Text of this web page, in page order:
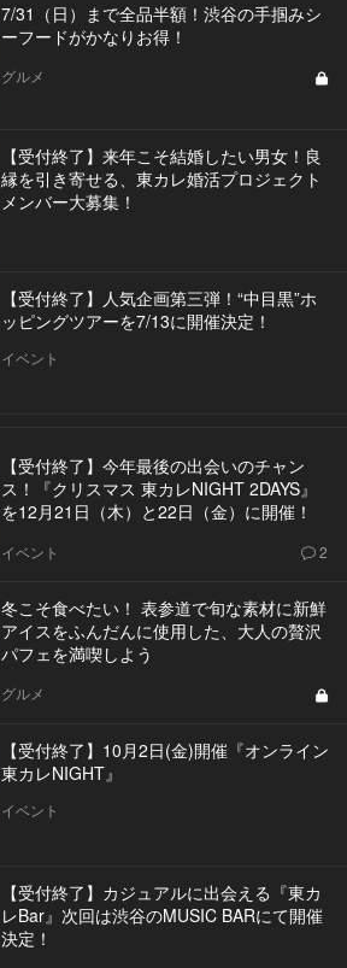
7/31（日）まで全品半額！渋谷の手掴みシ
ーフードがかなりお得！
グルメ
【受付終了】来年こそ結婚したい男女！良
縁を引き寄せる、東カレ婚活プロジェクト
メンバー大募集！
【受付終了】人気企画第三弾！“中目黒”ホ
ッピングツアーを7/13に開催決定！
イベント
【受付終了】今年最後の出会いのチャン
ス！『クリスマス 東カレNIGHT 2DAYS』
を12月21日（木）と22日（金）に開催！
イベント 2
冬こそ食べたい！ 表参道で旬な素材に新鮮
アイスをふんだんに使用した、大人の贅沢
パフェを満喫しよう
グルメ
【受付終了】10月2日(金)開催『オンライン
東カレNIGHT』
イベント
【受付終了】カジュアルに出会える『東カ
レBar』次回は渋谷のMUSIC BARにて開催
決定！